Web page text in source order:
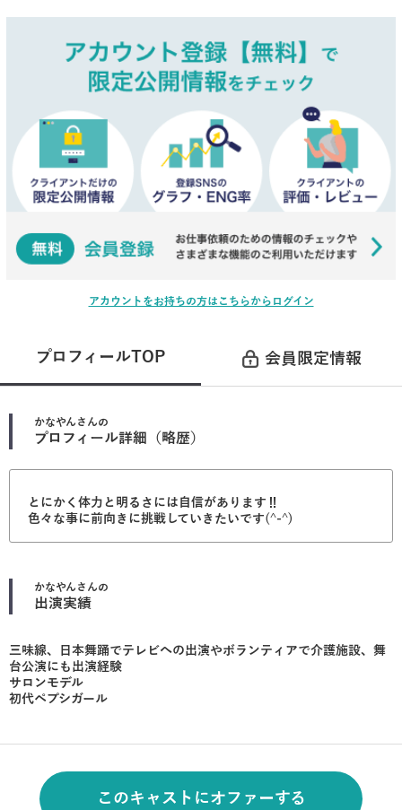
アカウントをお持ちの方はこちらからログイン
プロフィールTOP 会員限定情報
かなやん さんの
プロフィール詳細（略歴）
とにかく体力と明るさには自信があります‼︎
色々な事に前向きに挑戦していきたいです(^-^)
かなやん さんの
出演実績
三味線、日本舞踊でテレビへの出演やボランティアで介護施設、舞
台公演にも出演経験
サロンモデル
初代ペプシガール
このキャストにオファーする